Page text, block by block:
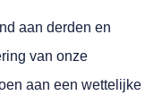
aan derden en
van onze
aan een wettelijke